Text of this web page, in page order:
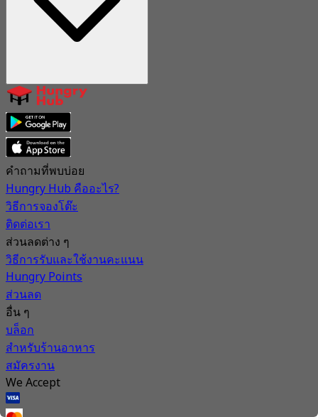
คำถามที่พบบ่อย
Hungry Hub คืออะไร?
วิธีการจองโต๊ะ
ติดต่อเรา
ส่วนลดต่าง ๆ
วิธีการรับและใช้งานคะแนน
Hungry Points
ส่วนลด
อื่น ๆ
บล็อก
สำหรับร้านอาหาร
สมัครงาน
We Accept